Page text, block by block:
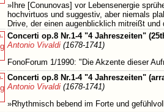
»Ihre [Conunovas] vor Lebensenergie
hochvirtuos und suggestiv, aber niemals
Drive, der einen augenblicklich mitreißt
Concerti op.8 Nr.1-4 "4 Jahreszeiten"
Antonio Vivaldi (1678-1741)
FonoForum 1/1990: "Die Akzente dieser
Concerti op.8 Nr.1-4 "4 Jahreszeiten"
Antonio Vivaldi (1678-1741)
»Rhythmisch bebend im Forte und